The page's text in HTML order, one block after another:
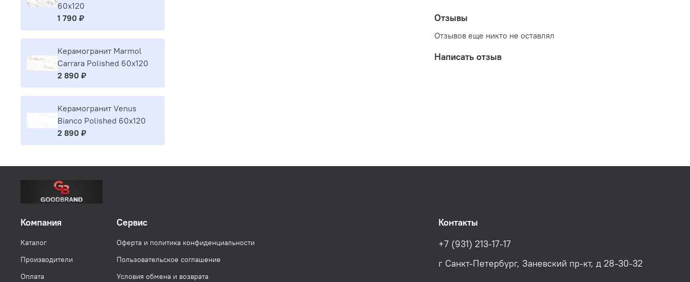
Отзывы
Отзывов еще никто не оставлял
Написать отзыв
60x120
1 790 ₽
Керамогранит Marmol
Carrara Polished 60x120
2 890 ₽
Керамогранит Venus
Bianco Polished 60x120
2 890 ₽
Компания
Каталог
Производители
Оплата
Сервис
Оферта и политика конфиденциальности
Пользовательское соглашение
Условия обмена и возврата
Контакты
+7 (931) 213-17-17
г Санкт-Петербург, Заневский пр-кт, д 28-30-32